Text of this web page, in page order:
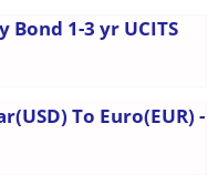
Bond 1-3 yr UCITS
To Euro(EUR) -